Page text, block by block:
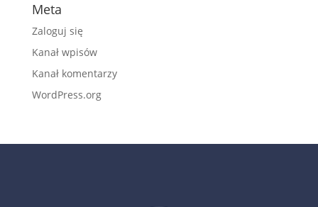
Meta
Zaloguj się
Kanał wpisów
Kanał komentarzy
WordPress.org